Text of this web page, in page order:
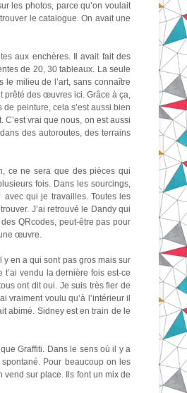
les photos, parce qu’on voulait
le catalogue. On avait une
aux enchères. Il avait fait des
de 20, 30 tableaux. La seule
le milieu de l’art, sans connaître
prêté des œuvres ici. Grâce à ça,
peinture, cela s’est aussi bien
vrai que nous, on est aussi
des autoroutes, des terrains
ce ne sera que des pièces qui
fois. Dans les sourcings,
avec qui je travailles. Toutes les
J’ai retrouvé le Dandy qui
QRcodes, peut-être pas pour
œuvre.
y en a qui sont pas gros mais sur
vendu la dernière fois est-ce
ont dit oui. Je suis très fier de
vraiment voulu qu’à l’intérieur il
abimé. Sidney est en train de le
Graffiti. Dans le sens où il y a
Pour beaucoup on les
vend sur place. Ils font un mix de